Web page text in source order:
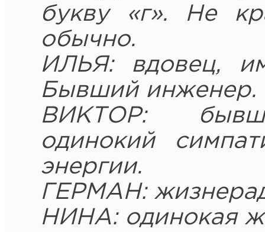
букву «г». Не
обычно.
ИЛЬЯ: вдовец,
Бывший инженер.
ВИКТОР:
одинокий
энергии.
ГЕРМАН:
НИНА: одинокая